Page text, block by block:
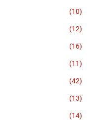
(10)
(12)
(16)
(11)
(42)
(13)
(14)